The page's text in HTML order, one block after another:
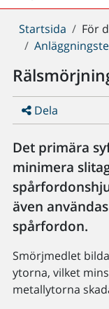
Du
är
Startsida För
Dela
Det primära
minimera
även
spårfordon.
Smörjmedlet
ytorna, vilket
metallytorna